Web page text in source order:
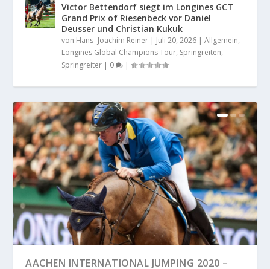
Victor Bettendorf siegt im Longines GCT
Grand Prix of Riesenbeck vor Daniel
Deusser und Christian Kukuk
von Hans- Joachim Reiner | Juli 20, 2026 |Allgemein,
Longines Global Champions Tour, Springreiten,
Springreiter | 0 |
AACHEN INTERNATIONAL JUMPING 2020 –